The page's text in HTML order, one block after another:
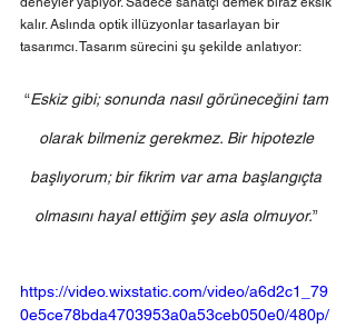
kalır. Aslında optik illüzyonlar tasarlayan bir
tasarımcı. Tasarım sürecini şu şekilde anlatıyor:
“Eskiz gibi; sonunda nasıl görüneceğini tam
olarak bilmeniz gerekmez. Bir hipotezle
başlıyorum; bir fikrim var ama başlangıçta
olmasını hayal ettiğim şey asla olmuyor.”
https://video.wixstatic.com/video/a6d2c1_79
0e5ce78bda4703953a0a53ceb050e0/480p/